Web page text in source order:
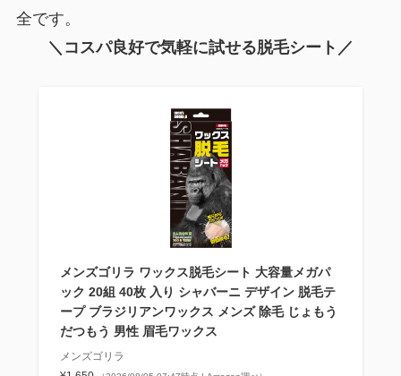
全です。
＼コスパ良好で気軽に試せる脱毛シート／
メンズゴリラ ワックス脱毛シート 大容量メガパ
ック 20組 40枚 入り シャバーニ デザイン 脱毛テ
ープ ブラジリアンワックス メンズ 除毛 じょもう
だつもう 男性 眉毛ワックス
メンズゴリラ